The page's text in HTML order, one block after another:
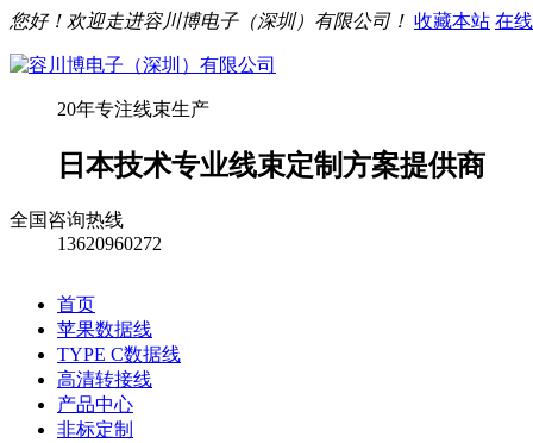
您好！欢迎走进容川博电子（深圳）有限公司！ 收藏本站 在
20年专注线束生产
日本技术专业线束定制方案提供商
全国咨询热线
13620960272
首页
苹果数据线
TYPE C数据线
高清转接线
产品中心
非标定制